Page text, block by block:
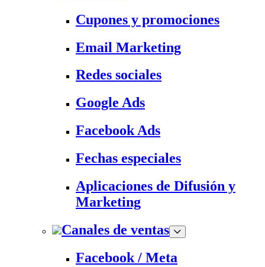
Cupones y promociones
Email Marketing
Redes sociales
Google Ads
Facebook Ads
Fechas especiales
Aplicaciones de Difusión y
Marketing
Canales de ventas
Facebook / Meta